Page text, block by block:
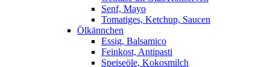
Senf, Mayo
Tomatiges, Ketchup, Saucen
Ölkännchen
Essig, Balsamico
Feinkost, Antipasti
Speiseöle, Kokosmilch